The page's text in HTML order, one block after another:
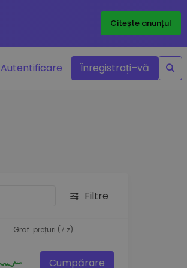
Citește anunțul
Autentificare Înregistrați–vă
Filtre
Graf. prețuri (7 z)
Cumpărare